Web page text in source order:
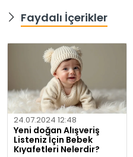
Faydalı İçerikler
24.07.2024 12:48
Yeni doğan Alışveriş
Listeniz İçin Bebek
Kıyafetleri Nelerdir?